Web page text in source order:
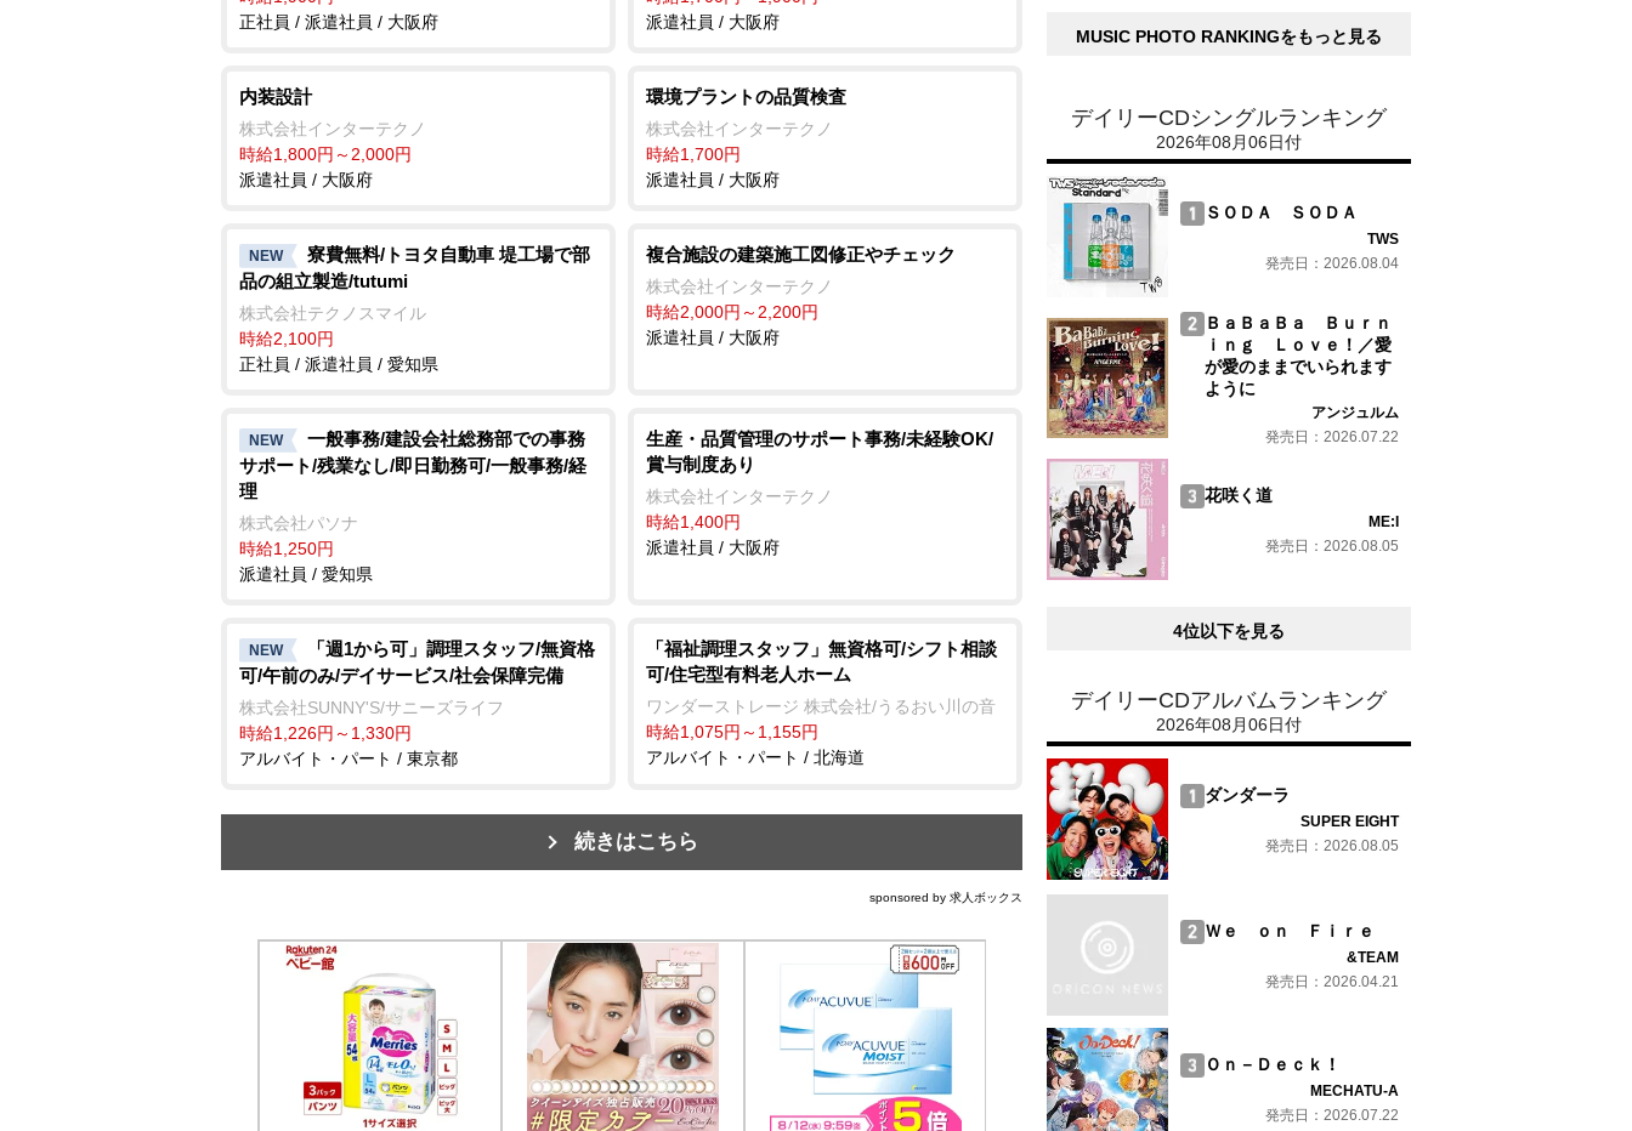
正社員 / 派遣社員 / 大阪府
派遣社員 / 大阪府
内装設計
株式会社インターテクノ
時給1,800円～2,000円
派遣社員 / 大阪府
環境プラントの品質検査
株式会社インターテクノ
時給1,700円
派遣社員 / 大阪府
NEW
寮費無料/トヨタ自動車 堤工場で部
品の組立製造/tutumi
株式会社テクノスマイル
時給2,100円
正社員 / 派遣社員 / 愛知県
複合施設の建築施工図修正やチェック
株式会社インターテクノ
時給2,000円～2,200円
派遣社員 / 大阪府
NEW
一般事務/建設会社総務部での事務
サポート/残業なし/即日勤務可/一般事務/経
理
株式会社パソナ
時給1,250円
派遣社員 / 愛知県
生産・品質管理のサポート事務/未経験OK/
賞与制度あり
株式会社インターテクノ
時給1,400円
派遣社員 / 大阪府
NEW
「週1から可」調理スタッフ/無資格
可/午前のみ/デイサービス/社会保障完備
株式会社SUNNY'S/サニーズライフ
時給1,226円～1,330円
アルバイト・パート / 東京都
「福祉調理スタッフ」無資格可/シフト相談
可/住宅型有料老人ホーム
ワンダーストレージ 株式会社/うるおい川の音
時給1,075円～1,155円
アルバイト・パート / 北海道
続きはこちら
sponsored by 求人ボックス
MUSIC PHOTO RANKINGをもっと見る
デイリーCDシングルランキング
2026年08月06日付
ＳＯＤＡ ＳＯＤＡ
TWS
発売日：2026.08.04
ＢａＢａＢａ Ｂｕｒｎ
ｉｎｇ Ｌｏｖｅ！／愛
が愛のままでいられます
ように
アンジュルム
発売日：2026.07.22
花咲く道
ME:I
発売日：2026.08.05
4位以下を見る
デイリーCDアルバムランキング
2026年08月06日付
ダンダーラ
SUPER EIGHT
発売日：2026.08.05
Ｗｅ ｏｎ Ｆｉｒｅ
&TEAM
発売日：2026.04.21
Ｏｎ－Ｄｅｃｋ！
MECHATU-A
発売日：2026.07.22